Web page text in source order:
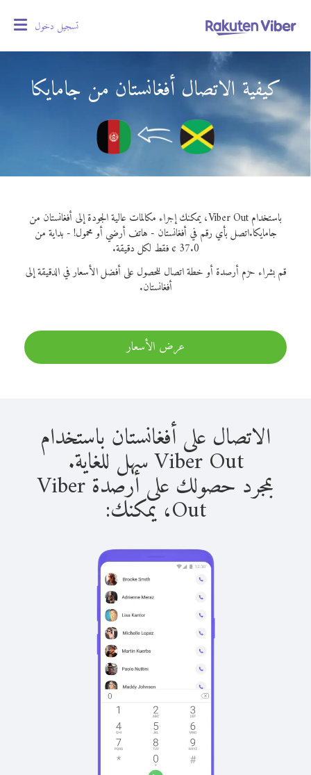
تسجيل دخول
كيفية الاتصال أفغانستان من جامايكا
باستخدام Viber Out، يمكنك إجراء مكالمات عالية الجودة إلى أفغانستان من
جامايكا.اتصل بأي رقم في أفغانستان - هاتف أرضي أو محمول! - بداية من
37.0 ¢ فقط لكل دقيقة.
قم بشراء حزم أرصدة أو خطة اتصال للحصول على أفضل الأسعار في الدقيقة إلى
أفغانستان.
عرض الأسعار
الاتصال على أفغانستان باستخدام
Viber Out سهل للغاية.
بمجرد حصولك على أرصدة Viber
Out، يمكنك: